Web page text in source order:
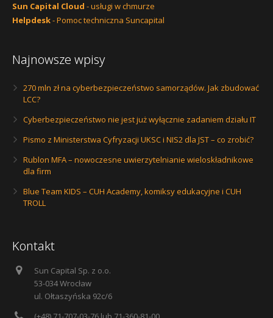
Sun Capital Cloud - usługi w chmurze
Helpdesk- Pomoc techniczna Suncapital
Najnowsze wpisy
270 mln zł na cyberbezpieczeństwo samorządów. Jak zbudować
LCC?
Cyberbezpieczeństwo nie jest już wyłącznie zadaniem działu IT
Pismo z Ministerstwa Cyfryzacji UKSC i NIS2 dla JST – co zrobić?
Rublon MFA – nowoczesne uwierzytelnianie wieloskładnikowe
dla firm
Blue Team KIDS – CUH Academy, komiksy edukacyjne i CUH
TROLL
Kontakt
Sun Capital Sp. z o.o.
53-034 Wrocław
ul. Ołtaszyńska 92c/6